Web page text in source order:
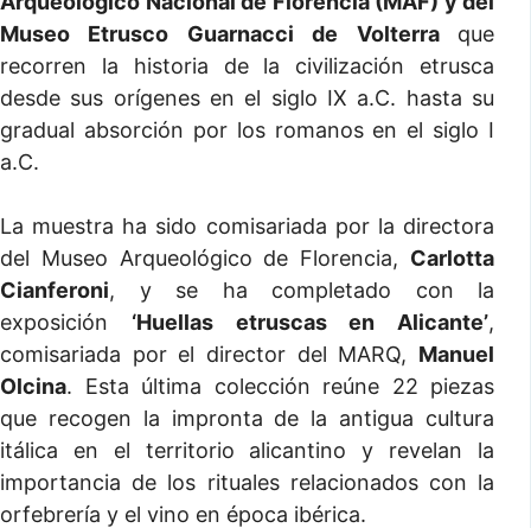
Museo Etrusco Guarnacci de Volterra que
recorren la historia de la civilización etrusca
desde sus orígenes en el siglo IX a.C. hasta su
gradual absorción por los romanos en el siglo I
a.C.
La muestra ha sido comisariada por la directora
del Museo Arqueológico de Florencia, Carlotta
Cianferoni, y se ha completado con la
exposición ‘Huellas etruscas en Alicante’,
comisariada por el director del MARQ, Manuel
Olcina. Esta última colección reúne 22 piezas
que recogen la impronta de la antigua cultura
itálica en el territorio alicantino y revelan la
importancia de los rituales relacionados con la
orfebrería y el vino en época ibérica.